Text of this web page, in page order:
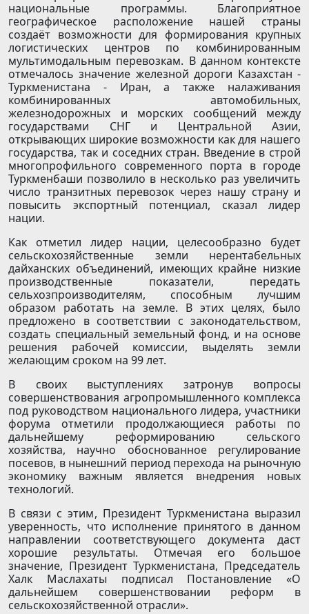
национальные программы. Благоприятное
географическое расположение нашей страны
создаёт возможности для формирования крупных
логистических центров по комбинированным
мультимодальным перевозкам. В данном контексте
отмечалось значение железной дороги Казахстан -
Туркменистана - Иран, а также налаживания
комбинированных автомобильных,
железнодорожных и морских сообщений между
государствами СНГ и Центральной Азии,
открывающих широкие возможности как для нашего
государства, так и соседних стран. Введение в строй
многопрофильного современного порта в городе
Туркменбаши позволило в несколько раз увеличить
число транзитных перевозок через нашу страну и
повысить экспортный потенциал, сказал лидер
нации.
Как отметил лидер нации, целесообразно будет
сельскохозяйственные земли нерентабельных
дайханских объединений, имеющих крайне низкие
производственные показатели, передать
сельхозпроизводителям, способным лучшим
образом работать на земле. В этих целях, было
предложено в соответствии с законодательством,
создать специальный земельный фонд, и на основе
решения рабочей комиссии, выделять земли
желающим сроком на 99 лет.
В своих выступлениях затронув вопросы
совершенствования агропромышленного комплекса
под руководством национального лидера, участники
форума отметили продолжающиеся работы по
дальнейшему реформированию сельского
хозяйства, научно обоснованное регулирование
посевов, в нынешний период перехода на рыночную
экономику важным является внедрения новых
технологий.
В связи с этим, Президент Туркменистана выразил
уверенность, что исполнение принятого в данном
направлении соответствующего документа даст
хорошие результаты. Отмечая его большое
значение, Президент Туркменистана, Председатель
Халк Маслахаты подписал Постановление «О
дальнейшем совершенствовании реформ в
сельскохозяйственной отрасли».